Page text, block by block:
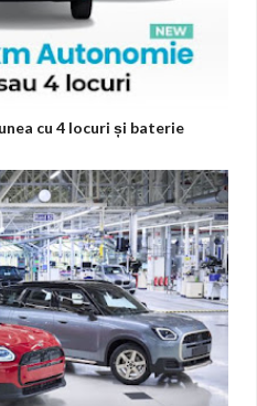
cu 4 locuri și baterie